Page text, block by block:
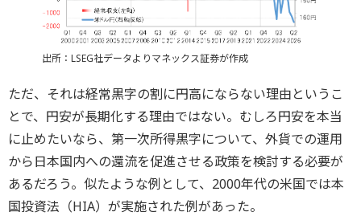
出所：LSEG社データよりマネックス証券が作成
ただ、それは経常黒字の割に円高にならない理由というこ
とで、円安が長期化する理由ではない。むしろ円安を本当
に止めたいなら、第一次所得黒字について、外貨での運用
から日本国内への還流を促進させる政策を検討する必要が
あるだろう。似たような例として、2000年代の米国では本
国投資法（HIA）が実施された例があった。